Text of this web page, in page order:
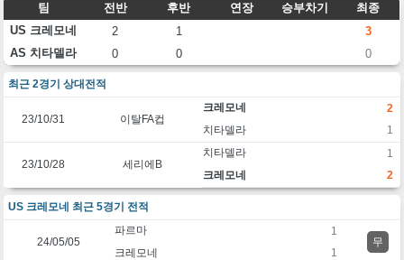
팀 전반 후반 연장 승부차기
최종
US 크레모네
2 1
3
AS 치타델라
0 0 0
최근 2경기 상대전적
23/10/31 이탈FA컵
크레모네
2
치타델라
1
23/10/28 세리에B
치타델라
1
크레모네
2
US 크레모네 최근 5경기 전적
24/05/05
파르마
1
무
크레모네
1